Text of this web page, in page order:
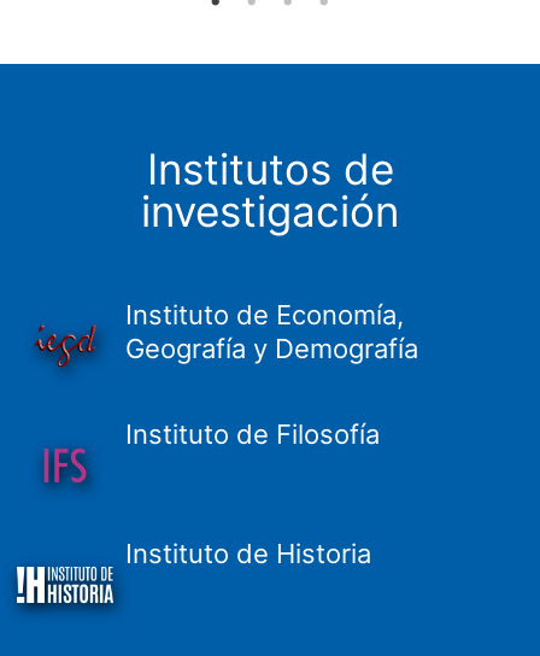
Institutos de
investigación
Instituto de Economía,
Geografía y Demografía
Instituto de Filosofía
Instituto de Historia